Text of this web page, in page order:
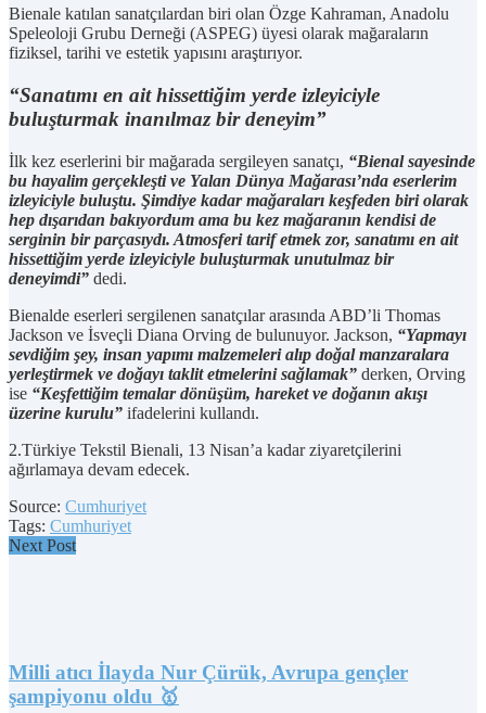
Bienale katılan sanatçılardan biri olan Özge Kahraman, Anadolu
Speleoloji Grubu Derneği (ASPEG) üyesi olarak mağaraların
fiziksel, tarihi ve estetik yapısını araştırıyor.
“Sanatımı en ait hissettiğim yerde izleyiciyle
buluşturmak inanılmaz bir deneyim”
İlk kez eserlerini bir mağarada sergileyen sanatçı, “Bienal sayesinde
bu hayalim gerçekleşti ve Yalan Dünya Mağarası’nda eserlerim
izleyiciyle buluştu. Şimdiye kadar mağaraları keşfeden biri olarak
hep dışarıdan bakıyordum ama bu kez mağaranın kendisi de
serginin bir parçasıydı. Atmosferi tarif etmek zor, sanatımı en ait
hissettiğim yerde izleyiciyle buluşturmak unutulmaz bir
deneyimdi” dedi.
Bienalde eserleri sergilenen sanatçılar arasında ABD’li Thomas
Jackson ve İsveçli Diana Orving de bulunuyor. Jackson, “Yapmayı
sevdiğim şey, insan yapımı malzemeleri alıp doğal manzaralara
yerleştirmek ve doğayı taklit etmelerini sağlamak” derken, Orving
ise “Keşfettiğim temalar dönüşüm, hareket ve doğanın akışı
üzerine kurulu” ifadelerini kullandı.
2.Türkiye Tekstil Bienali, 13 Nisan’a kadar ziyaretçilerini
ağırlamaya devam edecek.
Source: Cumhuriyet
Tags: Cumhuriyet
Next Post
Milli atıcı İlayda Nur Çürük, Avrupa gençler
şampiyonu oldu 🥇